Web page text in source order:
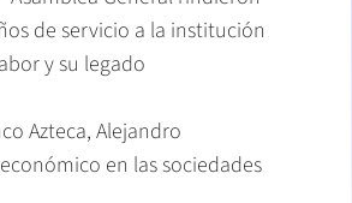
de servicio a la institución
y su legado
Azteca, Alejandro
en las sociedades